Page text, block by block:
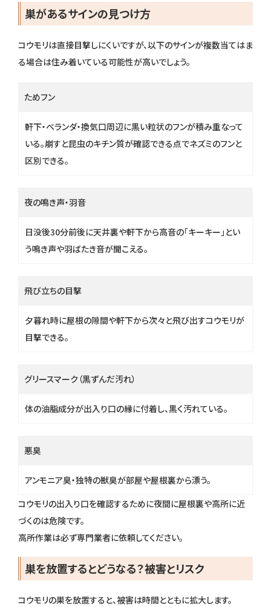
巣があるサインの見つけ方
コウモリは直接目撃しにくいですが、以下のサインが複数当てはま
る場合は住み着いている可能性が高いでしょう。
ためフン
軒下・ベランダ・換気口周辺に黒い粒状のフンが積み重なって
いる。崩すと昆虫のキチン質が確認できる点でネズミのフンと
区別できる。
夜の鳴き声・羽音
日没後30分前後に天井裏や軒下から高音の「キーキー」とい
う鳴き声や羽ばたき音が聞こえる。
飛び立ちの目撃
夕暮れ時に屋根の隙間や軒下から次々と飛び出すコウモリが
目撃できる。
グリースマーク（黒ずんだ汚れ）
体の油脂成分が出入り口の縁に付着し、黒く汚れている。
悪臭
アンモニア臭・独特の獣臭が部屋や屋根裏から漂う。
コウモリの出入り口を確認するために夜間に屋根裏や高所に近
づくのは危険です。
高所作業は必ず専門業者に依頼してください。
巣を放置するとどうなる？被害とリスク
コウモリの巣を放置すると、被害は時間とともに拡大します。